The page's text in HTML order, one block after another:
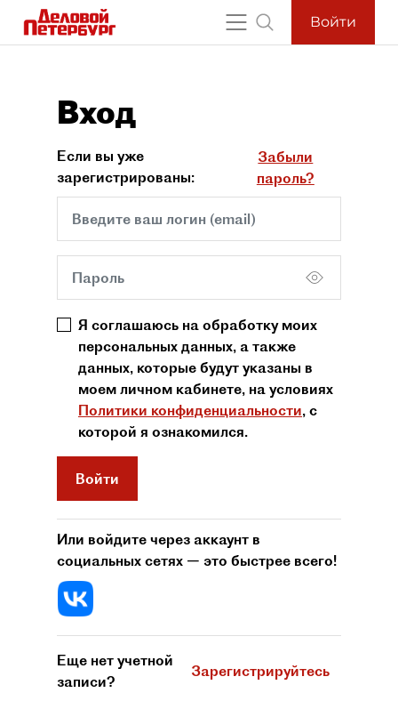
Войти
Вход
Если вы уже
зарегистрированы:
Забыли
пароль?
Я соглашаюсь на обработку моих
персональных данных, а также
данных, которые будут указаны в
моем личном кабинете, на условиях
Политики конфиденциальности, с
которой я ознакомился.
Войти
Или войдите через аккаунт в
социальных сетях — это быстрее всего!
Еще нет учетной
записи?
Зарегистрируйтесь